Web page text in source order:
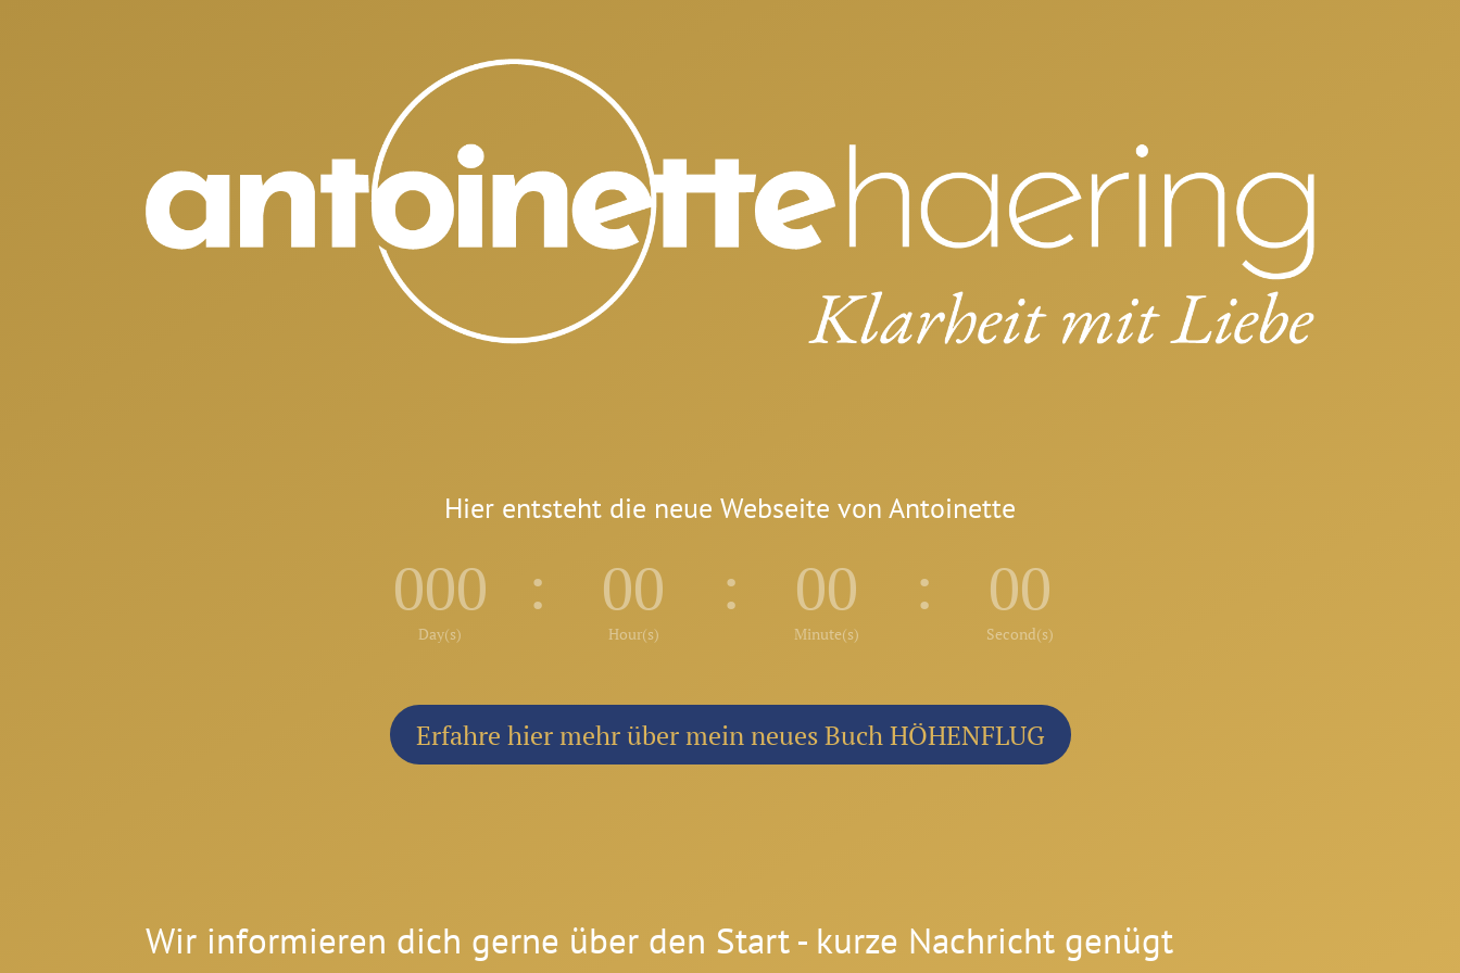
Hier entsteht die neue Webseite von Antoinette
000
Day(s)
: 00
Hour(s)
: 00
Minute(s)
: 00
Second(s)
Erfahre hier mehr über mein neues Buch HÖHENFLUG
Wir informieren dich gerne über den Start - kurze Nachricht genügt